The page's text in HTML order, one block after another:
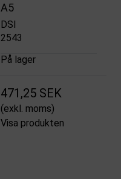
A5
DSI
2543
På lager
471,25 SEK
(exkl. moms)
Visa produkten